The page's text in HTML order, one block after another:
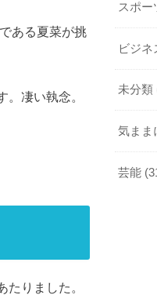
ある夏菜が挑
凄い執念。
りました。
スポー
ビジネ
未分類
気まま
芸能